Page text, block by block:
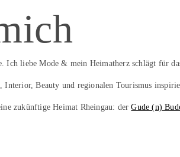
liebe Mode & mein Heimatherz schlägt für das
Beauty und regionalen Tourismus
zukünftige Heimat Rheingau: derGude (n)